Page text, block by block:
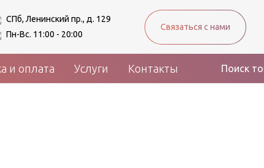
СПб, Ленинский пр., д. 129
Пн-Вс. 11:00 - 20:00
Связаться с нами
и оплата Услуги Контакты